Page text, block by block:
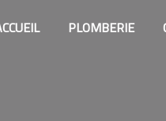
PLOMBERIE